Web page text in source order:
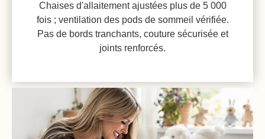
Chaises d'allaitement ajustées plus de 5 000
fois ; ventilation des pods de sommeil vérifiée.
Pas de bords tranchants, couture sécurisée et
joints renforcés.